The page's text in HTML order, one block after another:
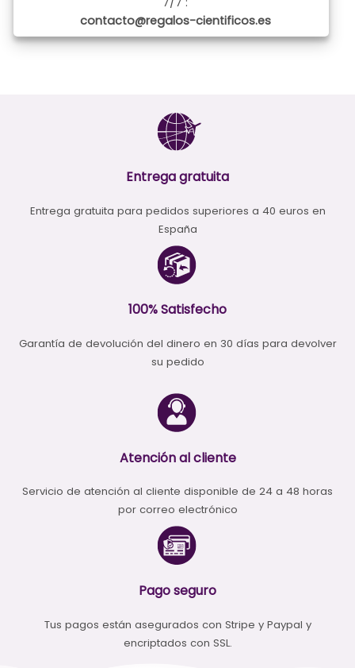
contacto@regalos-cientificos.es
Entrega gratuita
Entrega gratuita para pedidos superiores a 40 euros en
España
100% Satisfecho
Garantía de devolución del dinero en 30 días para devolver
su pedido
Atención al cliente
Servicio de atención al cliente disponible de 24 a 48 horas
por correo electrónico
Pago seguro
Tus pagos están asegurados con Stripe y Paypal y
encriptados con SSL.